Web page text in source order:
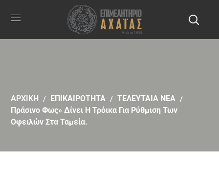
ΑΡΧΙΚΗ ΕΠΙΚΑΙΡΟΤΗΤΑ
ΤΕΛΕΥΤΑΙΑ ΝΕΑ
Πράσινο Φως» Δίνει Η Τρόικα Για Ρύθμιση Των
Οφειλών Στα Ταμεία.